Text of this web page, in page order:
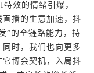
效的情绪引爆，
播的生意加速，抖
”的全链路能力，持
时，我们也向更多
博会契机，入局抖